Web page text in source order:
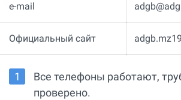
e-mail
Официальный сайт
Все телефоны работают,
проверено.